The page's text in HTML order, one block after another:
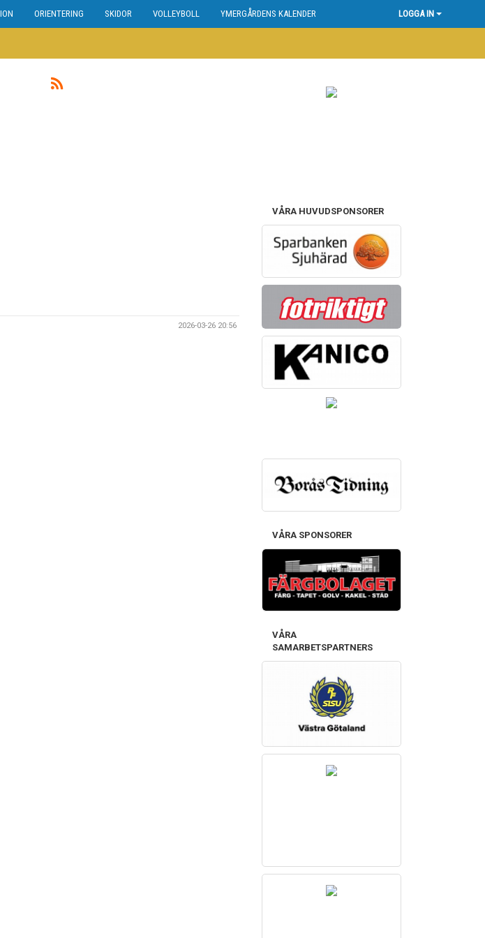
ORIENTERING SKIDOR VOLLEYBOLL YMERGÅRDENS KALENDER LOGGA IN
2026-03-26 20:56
VÅRA HUVUDSPONSORER
VÅRA SPONSORER
VÅRA
SAMARBETSPARTNERS